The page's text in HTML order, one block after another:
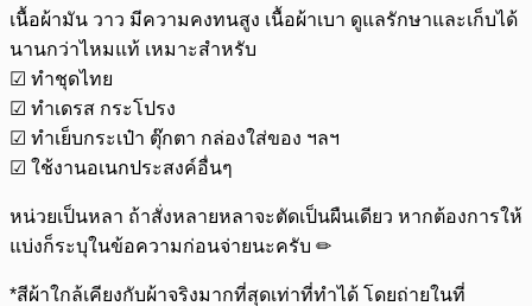
เนื้อผ้ามัน วาว มีความคงทนสูง เนื้อผ้าเบา ดูแลรักษาและเก็บได้
นานกว่าไหมแท้ เหมาะสำหรับ
☑ ทำชุดไทย
☑ ทำเดรส กระโปรง
☑ ทำเย็บกระเป๋า ตุ๊กตา กล่องใส่ของ ฯลฯ
☑ ใช้งานอเนกประสงค์อื่นๆ
หน่วยเป็นหลา ถ้าสั่งหลายหลาจะตัดเป็นผืนเดียว หากต้องการให้
แบ่งก็ระบุในข้อความก่อนจ่ายนะครับ ✏
*สีผ้าใกล้เคียงกับผ้าจริงมากที่สุดเท่าที่ทำได้ โดยถ่ายในที่